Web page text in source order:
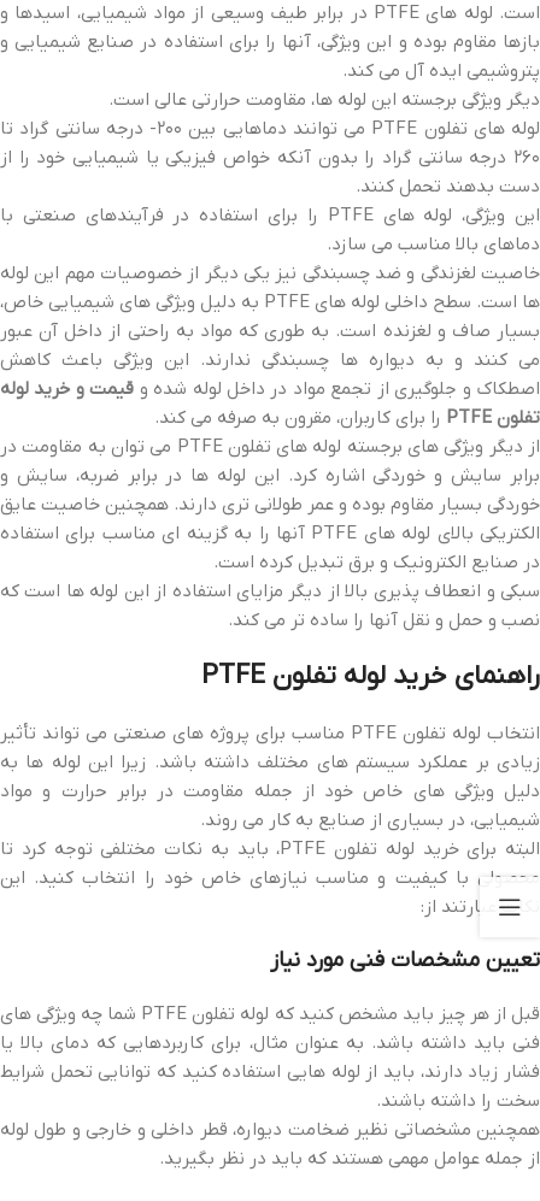
است. لوله های PTFE در برابر طیف وسیعی از مواد شیمیایی، اسیدها و
بازها مقاوم بوده و این ویژگی، آنها را برای استفاده در صنایع شیمیایی و
پتروشیمی ایده آل می کند.
دیگر ویژگی برجسته این لوله ها، مقاومت حرارتی عالی است.
لوله های تفلون PTFE می توانند دماهایی بین ۲۰۰- درجه سانتی گراد تا
۲۶۰ درجه سانتی گراد را بدون آنکه خواص فیزیکی یا شیمیایی خود را از
دست بدهند تحمل کنند.
این ویژگی، لوله های PTFE را برای استفاده در فرآیندهای صنعتی با
دماهای بالا مناسب می سازد.
خاصیت لغزندگی و ضد چسبندگی نیز یکی دیگر از خصوصیات مهم این لوله
ها است. سطح داخلی لوله های PTFE به دلیل ویژگی های شیمیایی خاص،
بسیار صاف و لغزنده است. به طوری که مواد به راحتی از داخل آن عبور
می کنند و به دیواره ها چسبندگی ندارند. این ویژگی باعث کاهش
اصطکاک و جلوگیری از تجمع مواد در داخل لوله شده و قیمت و خرید لوله
تفلون PTFE
را برای کاربران، مقرون به صرفه می کند.
از دیگر ویژگی های برجسته لوله های تفلون PTFE می توان به مقاومت در
برابر سایش و خوردگی اشاره کرد. این لوله ها در برابر ضربه، سایش و
خوردگی بسیار مقاوم بوده و عمر طولانی تری دارند. همچنین خاصیت عایق
الکتریکی بالای لوله های PTFE آنها را به گزینه ای مناسب برای استفاده
در صنایع الکترونیک و برق تبدیل کرده است.
سبکی و انعطاف پذیری بالا از دیگر مزایای استفاده از این لوله ها است که
نصب و حمل و نقل آنها را ساده تر می کند.
راهنمای خرید لوله تفلون PTFE
انتخاب لوله تفلون PTFE مناسب برای پروژه های صنعتی می تواند تأثیر
زیادی بر عملکرد سیستم های مختلف داشته باشد. زیرا این لوله ها به
دلیل ویژگی های خاص خود از جمله مقاومت در برابر حرارت و مواد
شیمیایی، در بسیاری از صنایع به کار می روند.
البته برای خرید لوله تفلون PTFE، باید به نکات مختلفی توجه کرد تا
محصولی با کیفیت و مناسب نیازهای خاص خود را انتخاب کنید. این
نکات عبارتند از:
تعیین مشخصات فنی مورد نیاز
قبل از هر چیز باید مشخص کنید که لوله تفلون PTFE شما چه ویژگی های
فنی باید داشته باشد. به عنوان مثال، برای کاربردهایی که دمای بالا یا
فشار زیاد دارند، باید از لوله هایی استفاده کنید که توانایی تحمل شرایط
سخت را داشته باشند.
همچنین مشخصاتی نظیر ضخامت دیواره، قطر داخلی و خارجی و طول لوله
از جمله عوامل مهمی هستند که باید در نظر بگیرید.